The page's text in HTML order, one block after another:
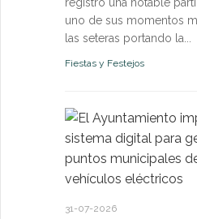
uno de sus momentos
las seteras portando la...
Fiestas y Festejos
31-07-2026